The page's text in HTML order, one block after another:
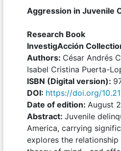
Aggression in Juvenile
Research Book
InvestigAcción
Authors: César Andrés
Isabel Cristina Puerta-
ISBN (Digital version):
DOI: https://doi.org/
Date of edition: August
Abstract: Juvenile
America, carrying
explores the